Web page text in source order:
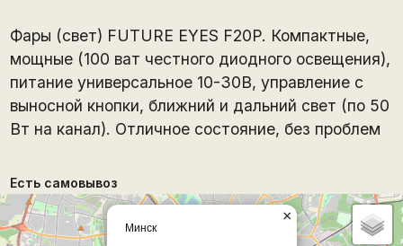
Фары (свет) FUTURE EYES F20P. Компактные,
мощные (100 ват честного диодного освещения),
питание универсальное 10-30В, управление с
выносной кнопки, ближний и дальний свет (по 50
Вт на канал). Отличное состояние, без проблем
Есть самовывоз
Минск
×